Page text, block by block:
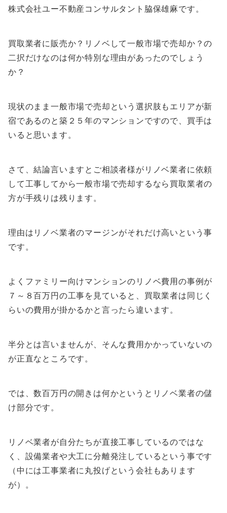
株式会社ユー不動産コンサルタント脇保雄麻です。
買取業者に販売か？リノベして一般市場で売却か？の
二択だけなのは何か特別な理由があったのでしょう
か？
現状のまま一般市場で売却という選択肢もエリアが新
宿であるのと築２５年のマンションですので、買手は
いると思います。
さて、結論言いますとご相談者様がリノベ業者に依頼
して工事してから一般市場で売却するなら買取業者の
方が手残りは残ります。
理由はリノベ業者のマージンがそれだけ高いという事
です。
よくファミリー向けマンションのリノベ費用の事例が
７～８百万円の工事を見ていると、買取業者は同じく
らいの費用が掛かるかと言ったら違います。
半分とは言いませんが、そんな費用かかっていないの
が正直なところです。
では、数百万円の開きは何かというとリノベ業者の儲
け部分です。
リノベ業者が自分たちが直接工事しているのではな
く、設備業者や大工に分離発注しているという事です
（中には工事業者に丸投げという会社もあります
が）。